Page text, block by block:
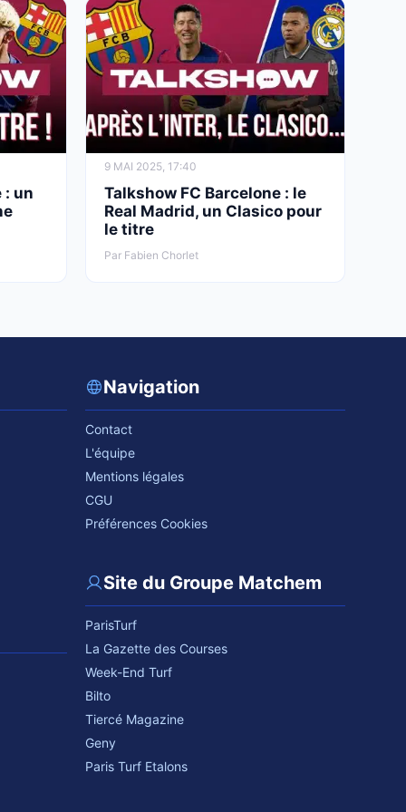
2 AOÛT 2026, 11:47
Real Madrid : le pari à 25 M€ qui fragilise
encore Endrick
: un
9 MAI 2025, 17:40
Talkshow FC Barcelone : le
Real Madrid, un Clasico pour
le titre
Par Fabien Chorlet
Navigation
Contact
L'équipe
Mentions légales
CGU
Préférences Cookies
Site du Groupe Matchem
ParisTurf
La Gazette des Courses
Week-End Turf
Bilto
Tiercé Magazine
Geny
Paris Turf Etalons